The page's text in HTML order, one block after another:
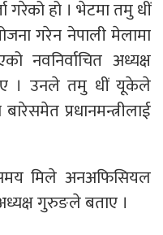
गरेको हो । भेटमा तमु धीं
गरेन नेपाली मेलामा
नवनिर्वाचित अध्यक्ष
। उनले तमु धीं यूकेले
प्रधानमन्त्रीलाई
मिले अनअफिसियल
गुरुङले बताए ।